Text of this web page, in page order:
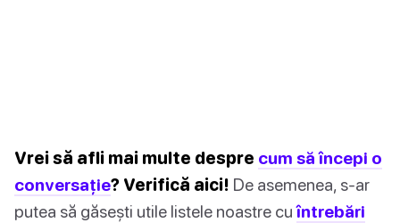
Vrei să afli mai multe despre cum să începi o
conversație? Verifică aici! De asemenea, s-ar
putea să găsești utile listele noastre cuîntrebări